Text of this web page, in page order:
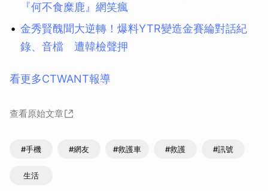
『何不食糜鹿』網笑瘋
金秀賢醜聞大逆轉！爆料YTR變造金賽綸對話紀
錄、音檔 遭韓檢聲押
看更多CTWANT報導
查看原始文章
#手機 #網友 #救護車 #救護 #訊號
生活